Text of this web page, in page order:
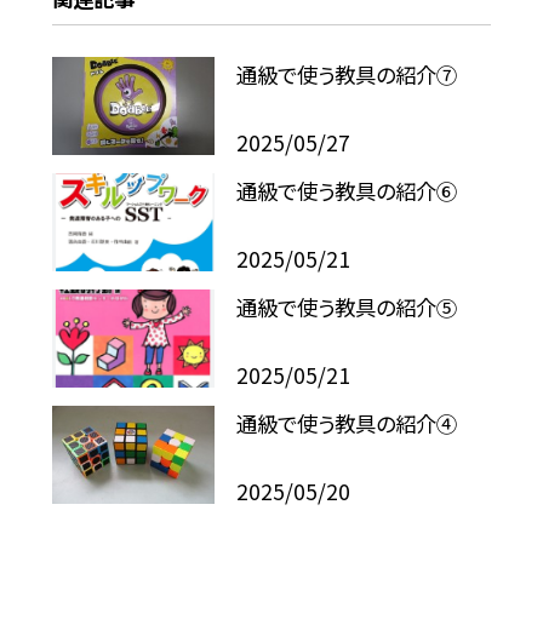
通級で使う教具の紹介⑦
2025/05/27
通級で使う教具の紹介⑥
2025/05/21
通級で使う教具の紹介⑤
2025/05/21
通級で使う教具の紹介④
2025/05/20